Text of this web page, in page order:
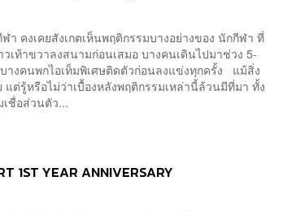
คงเคยสังเกตเห็นพฤติกรรมบางอย่างของ นักกีฬา ที่
เท้าขวาลงสนามก่อนเสมอ บางคนเดินไปมาช่วง 5-
างคนพกไอเท็มพิเศษติดตัวก่อนลงแข่งทุกครั้ง แม้สิ่ง
แต่รู้หรือไม่ว่าเบื้องหลังพฤติกรรมเหล่านี้ล้วนมีที่มา ทั้ง
ชื่อส่วนตัว...
1ST YEAR ANNIVERSARY